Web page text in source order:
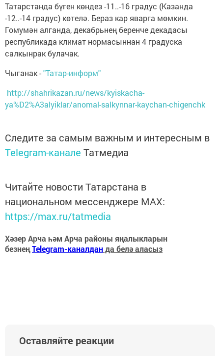
Татарстанда бүген көндез -11..-16 градус (Казанда
-12..-14 градус) көтелә. Бераз кар яварга мөмкин.
Гомумән алганда, декабрьнең беренче декадасы
республикада климат нормасыннан 4 градуска
салкынрак булачак.
Чыганак -"Татар-информ"
http://shahrikazan.ru/news/kyiskacha-
ya%D2%A3alyiklar/anomal-salkynnar-kaychan-chigenchk
Следите за самым важным и интересным в
Telegram-канале Татмедиа
Читайте новости Татарстана в
национальном мессенджере MАХ:
https://max.ru/tatmedia
Хәзер Арча һәм Арча районы яңалыкларын
безнеңTelegram-каналданда белә аласыз
Оставляйте реакции